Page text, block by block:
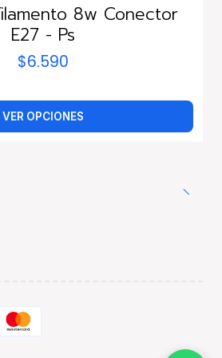
8w Conector
E27 - Ps
$6.590
VER OPCIONES